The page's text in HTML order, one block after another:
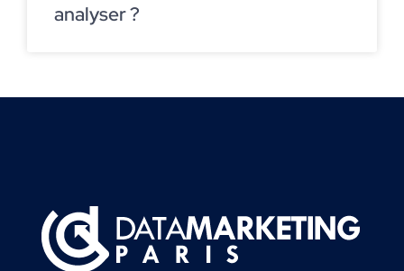
analyser ?